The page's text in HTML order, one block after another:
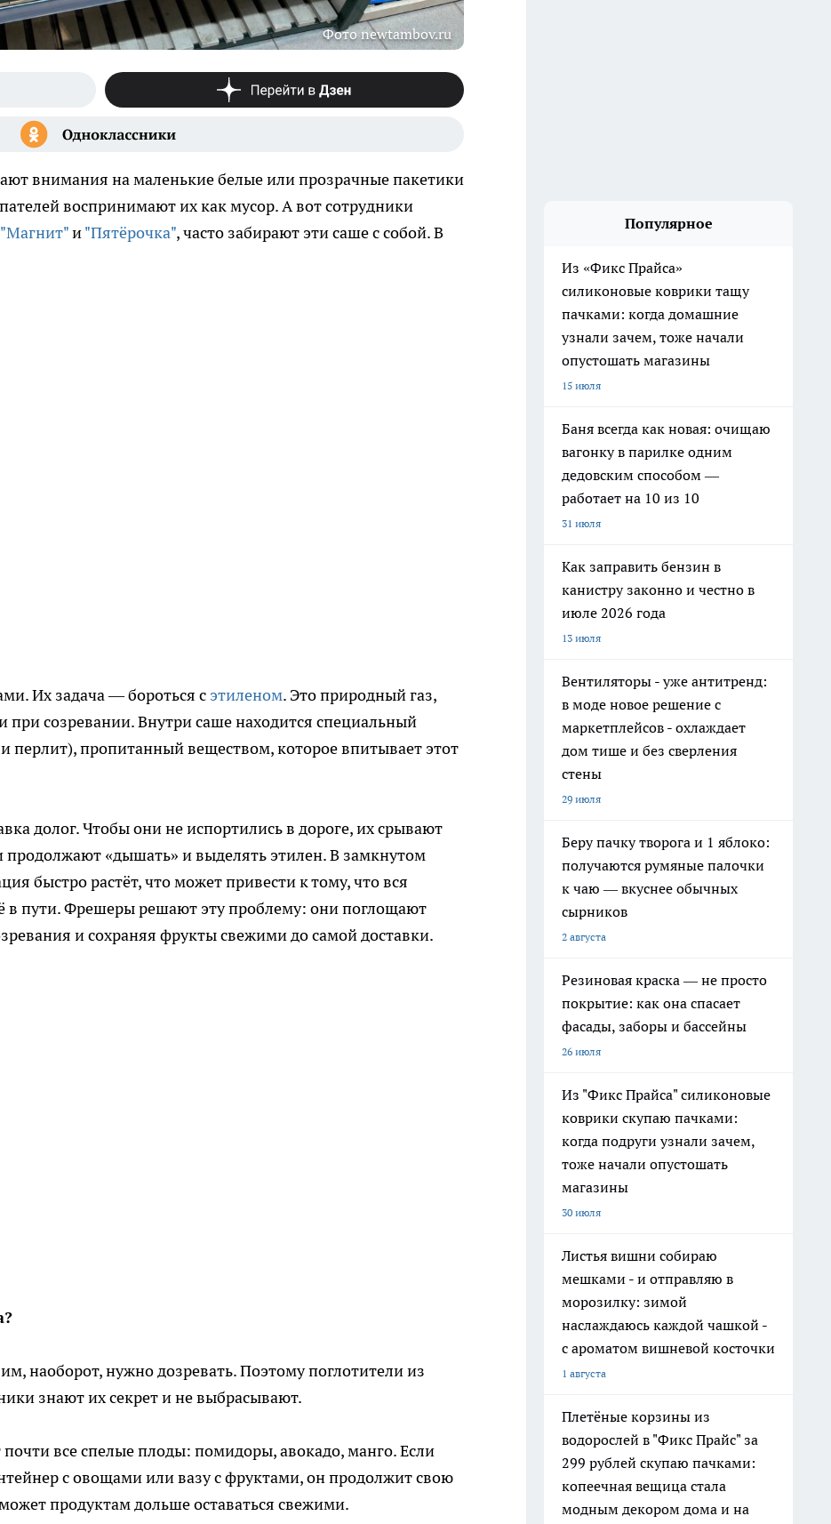
Фото newtambov.ru
внимания на маленькие белые или прозрачные пакетики
воспринимают их как мусор. А вот сотрудники
"Магнит"и"Пятёрочка", часто забирают эти саше с собой. В
Их задача — бороться с этиленом. Это природный газ,
созревании. Внутри саше находится специальный
перлит), пропитанный веществом, которое впитывает этот
долог. Чтобы они не испортились в дороге, их срывают
продолжают «дышать» и выделять этилен. В замкнутом
быстро растёт, что может привести к тому, что вся
в пути. Фрешеры решают эту проблему: они поглощают
и сохраняя фрукты свежими до самой доставки.
наоборот, нужно дозревать. Поэтому поглотители из
знают их секрет и не выбрасывают.
все спелые плоды: помидоры, авокадо, манго. Если
с овощами или вазу с фруктами, он продолжит свою
продуктам дольше оставаться свежими.
Популярное
Из «Фикс Прайса»
силиконовые коврики тащу
пачками: когда домашние
узнали зачем, тоже начали
опустошать магазины
15 июля
Баня всегда как новая: очищаю
вагонку в парилке одним
дедовским способом —
работает на 10 из 10
31 июля
Как заправить бензин в
канистру законно и честно в
июле 2026 года
13 июля
Вентиляторы - уже антитренд:
в моде новое решение с
маркетплейсов - охлаждает
дом тише и без сверления
стены
29 июля
Беру пачку творога и 1 яблоко:
получаются румяные палочки
к чаю — вкуснее обычных
сырников
2 августа
Резиновая краска — не просто
покрытие: как она спасает
фасады, заборы и бассейны
26 июля
Из "Фикс Прайса" силиконовые
коврики скупаю пачками:
когда подруги узнали зачем,
тоже начали опустошать
магазины
30 июля
Листья вишни собираю
мешками - и отправляю в
морозилку: зимой
наслаждаюсь каждой чашкой -
с ароматом вишневой косточки
1 августа
Плетёные корзины из
водорослей в "Фикс Прайс" за
299 рублей скупаю пачками:
копеечная вещица стала
модным декором дома и на